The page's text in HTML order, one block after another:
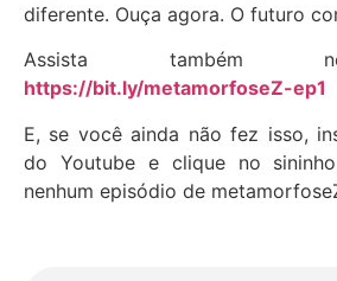
diferente. Ouça agora. O futuro
Assista também
https://bit.ly/metamorfoseZ-ep1
E, se você ainda não fez isso,
do Youtube e clique no
nenhum episódio de